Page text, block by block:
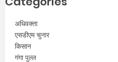
अधिवक्ता
एसडीएम चुनार
किसान
गंगा पुल्ल